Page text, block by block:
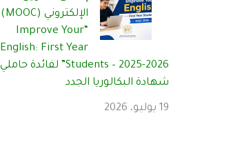
الإلكتروني (MOOC)
“Improve Your
English: First Year
Students – 2025-2026” لفائدة حاملي
شهادة البكالوريا الجدد
19 يوليو، 2026